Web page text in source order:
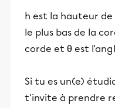
h est la hauteur
le plus bas de la
corde et θ est
Si tu es un(e)
t'invite à prendre